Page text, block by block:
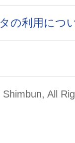
の利用につ
All